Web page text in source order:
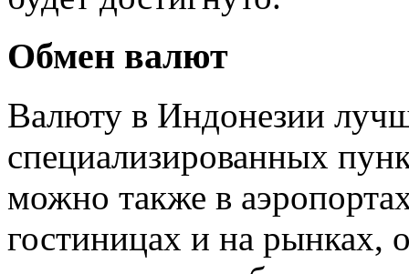
Обмен валют
Валюту в Индонезии
специализированных
можно также в
гостиницах и на рынках,